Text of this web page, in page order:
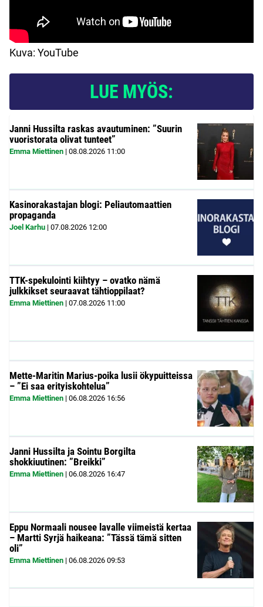
Kuva: YouTube
LUE MYÖS:
Janni Hussilta raskas avautuminen: ”Suurin
vuoristorata olivat tunteet”
Emma Miettinen | 08.08.2026 11:00
Kasinorakastajan blogi: Peliautomaattien
propaganda
Joel Karhu | 07.08.2026 12:00
TTK-spekulointi kiihtyy – ovatko nämä
julkkikset seuraavat tähtioppilaat?
Emma Miettinen | 07.08.2026 11:00
Mette-Maritin Marius-poika lusii ökypuitteissa
– ”Ei saa erityiskohtelua”
Emma Miettinen | 06.08.2026 16:56
Janni Hussilta ja Sointu Borgilta
shokkiuutinen: ”Breikki”
Emma Miettinen | 06.08.2026 16:47
Eppu Normaali nousee lavalle viimeistä kertaa
– Martti Syrjä haikeana: ”Tässä tämä sitten
oli”
Emma Miettinen | 06.08.2026 09:53